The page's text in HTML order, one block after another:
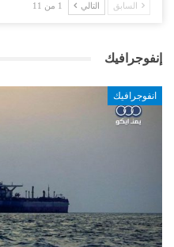
السابق التالي 1 من 11
إنفوجرافيك